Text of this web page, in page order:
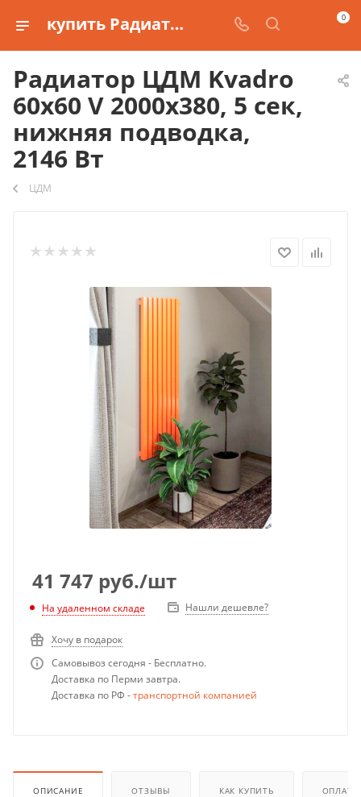
купить Радиатор ЦДМ Kvadro 60x60 V 2000x380, 5 сек, нижняя подводка, 2146 Вт 0
Радиатор ЦДМ Kvadro
60x60 V 2000x380, 5 сек,
нижняя подводка,
2146 Вт
ЦДМ
41 747 руб./шт
На удаленном складе Нашли дешевле?
Хочу в подарок
Самовывоз сегодня - Бесплатно.
Доставка по Перми завтра.
Доставка по РФ -транспортной компанией
ОПИСАНИЕ ОТЗЫВЫ КАК КУПИТЬ ОПЛАТА